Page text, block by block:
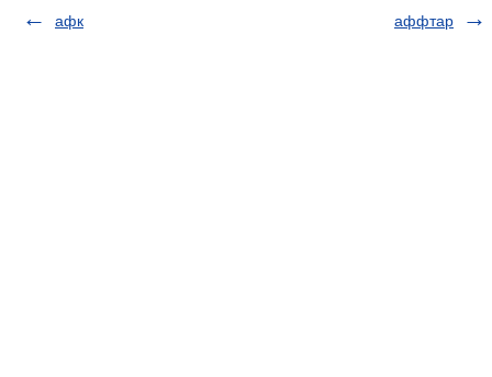
афк
аффтар